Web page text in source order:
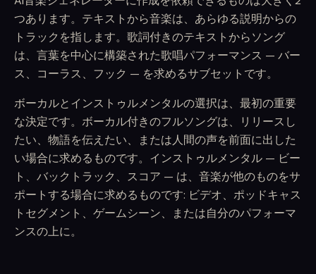
つあります。テキストから音楽は、あらゆる説明からの
トラックを指します。歌詞付きのテキストからソング
は、言葉を中心に構築された歌唱パフォーマンス — バー
ス、コーラス、フック — を求めるサブセットです。
ボーカルとインストゥルメンタルの選択は、最初の重要
な決定です。ボーカル付きのフルソングは、リリースし
たい、物語を伝えたい、または人間の声を前面に出した
い場合に求めるものです。インストゥルメンタル — ビー
ト、バックトラック、スコア — は、音楽が他のものをサ
ポートする場合に求めるものです: ビデオ、ポッドキャス
トセグメント、ゲームシーン、または自分のパフォーマ
ンスの上に。